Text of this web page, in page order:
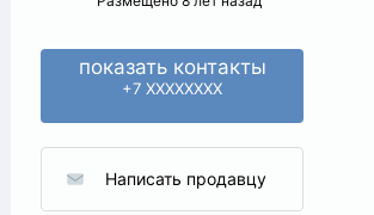
показать контакты
+7 XXXXXXXX
Написать продавцу